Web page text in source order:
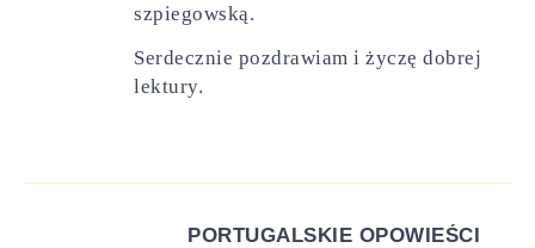
szpiegowską.
Serdecznie pozdrawiam i życzę dobrej
lektury.
PORTUGALSKIE OPOWIEŚCI